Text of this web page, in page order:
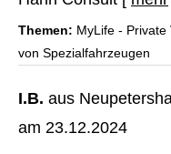
Themen: MyLife - Private
von Spezialfahrzeugen
I.B. aus
am 23.12.2024